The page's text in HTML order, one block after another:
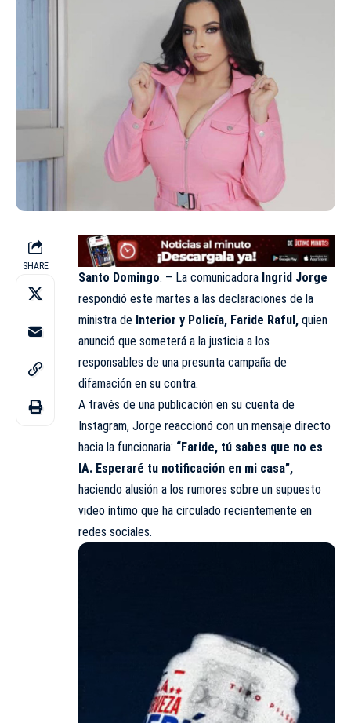
SHARE
Santo Domingo. – La comunicadora Ingrid Jorge
respondió este martes a las declaraciones de la
ministra de Interior y Policía, Faride Raful, quien
anunció que someterá a la justicia a los
responsables de una presunta campaña de
difamación en su contra.
A través de una publicación en su cuenta de
Instagram, Jorge reaccionó con un mensaje directo
hacia la funcionaria: “Faride, tú sabes que no es
IA. Esperaré tu notificación en mi casa”,
haciendo alusión a los rumores sobre un supuesto
video íntimo que ha circulado recientemente en
redes sociales.